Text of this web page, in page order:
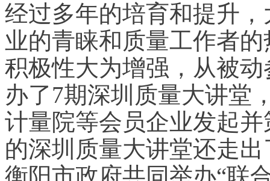
经过多年的培育和提升
业的青睐和质量工作者的
积极性大为增强，从被
办了7期深圳质量大讲堂
计量院等会员企业发起
的深圳质量大讲堂还走